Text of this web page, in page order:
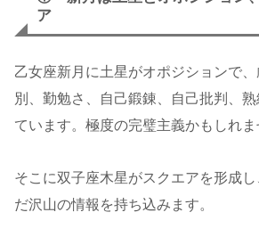
ア
乙女座新月に土星がオポジションで
別、勤勉さ、自己鍛錬、自己批判、
ています。極度の完璧主義かもしれま
そこに双子座木星がスクエアを形成
だ沢山の情報を持ち込みます。